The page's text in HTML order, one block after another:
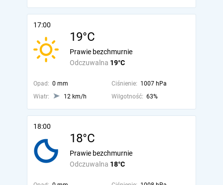
17:00
19°C
Odczuwalna 19°C
Prawie bezchmurnie
Opad: 0 mm Ciśnienie: 1007 hPa
Wiatr:
12 km/h Wilgotność: 63%
18:00
18°C
Odczuwalna 18°C
Prawie bezchmurnie